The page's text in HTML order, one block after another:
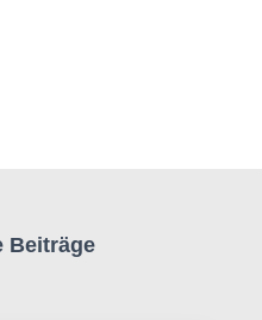
Beiträge